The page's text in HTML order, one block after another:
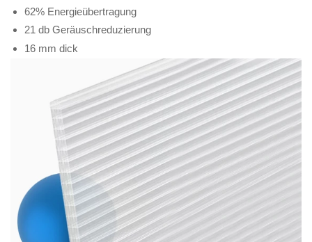
62% Energieübertragung
21 db Geräuschreduzierung
16 mm dick